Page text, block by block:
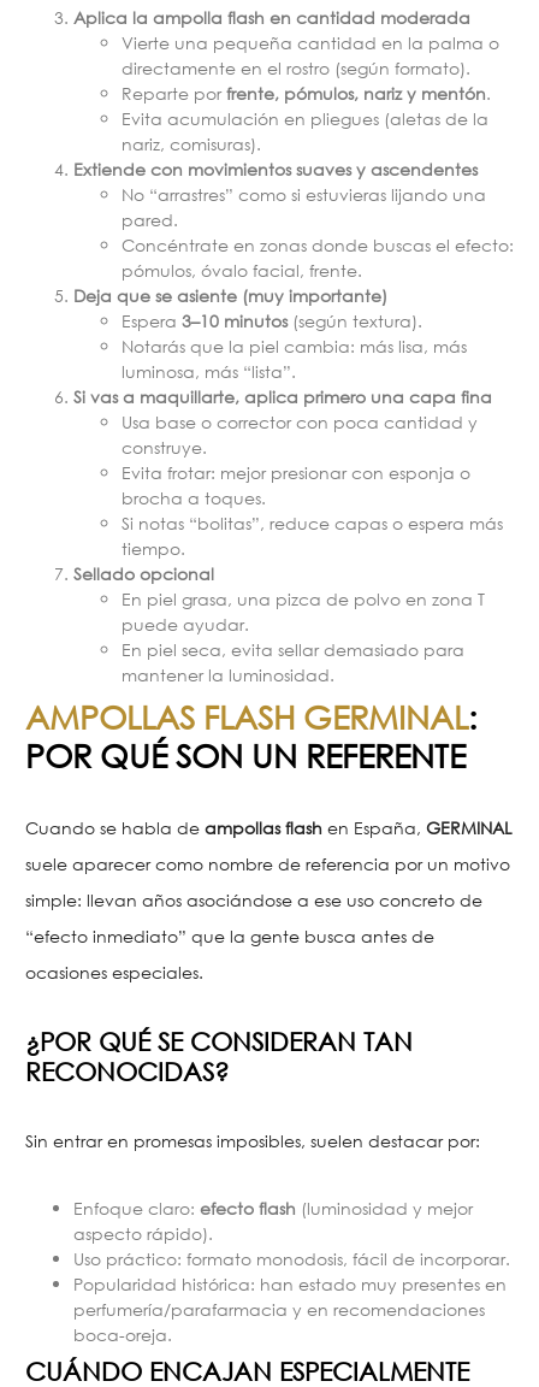
Aplica la ampolla flash en cantidad moderada
Vierte una pequeña cantidad en la palma o
directamente en el rostro (según formato).
Reparte porfrente, pómulos, nariz y mentón.
Evita acumulación en pliegues (aletas de la
nariz, comisuras).
Extiende con movimientos suaves y ascendentes
No “arrastres” como si estuvieras lijando una
pared.
Concéntrate en zonas donde buscas el efecto:
pómulos, óvalo facial, frente.
Deja que se asiente (muy importante)
Espera 3–10 minutos(según textura).
Notarás que la piel cambia: más lisa, más
luminosa, más “lista”.
Si vas a maquillarte, aplica primero una capa fina
Usa base o corrector con poca cantidad y
construye.
Evita frotar: mejor presionar con esponja o
brocha a toques.
Si notas “bolitas”, reduce capas o espera más
tiempo.
Sellado opcional
En piel grasa, una pizca de polvo en zona T
puede ayudar.
En piel seca, evita sellar demasiado para
mantener la luminosidad.
AMPOLLAS FLASH GERMINAL:
POR QUÉ SON UN REFERENTE
Cuando se habla de ampollas flashen España, GERMINAL
suele aparecer como nombre de referencia por un motivo
simple: llevan años asociándose a ese uso concreto de
“efecto inmediato” que la gente busca antes de
ocasiones especiales.
¿POR QUÉ SE CONSIDERAN TAN
RECONOCIDAS?
Sin entrar en promesas imposibles, suelen destacar por:
Enfoque claro: efecto flash (luminosidad y mejor
aspecto rápido).
Uso práctico: formato monodosis, fácil de incorporar.
Popularidad histórica: han estado muy presentes en
perfumería/parafarmacia y en recomendaciones
boca-oreja.
CUÁNDO ENCAJAN ESPECIALMENTE